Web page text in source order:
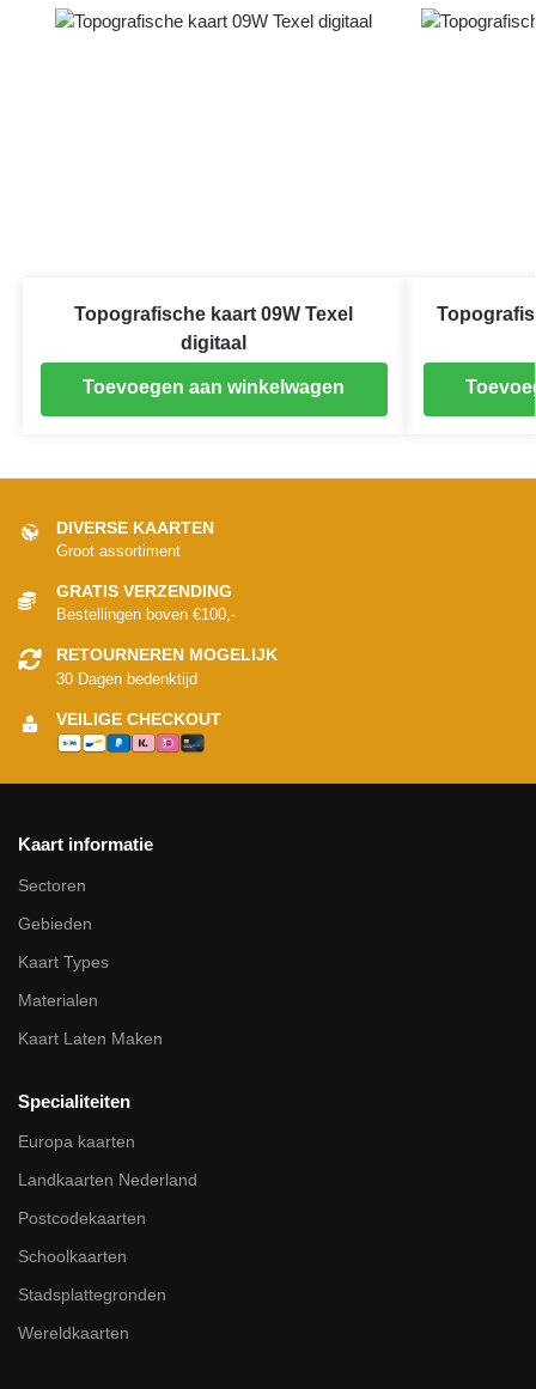
Topografische kaart 09W Texel
digitaal
Toevoegen aan winkelwagen
DIVERSE KAARTEN
Groot assortiment
GRATIS VERZENDING
Bestellingen boven €100,-
RETOURNEREN MOGELIJK
30 Dagen bedenktijd
VEILIGE CHECKOUT
Kaart informatie
Sectoren
Gebieden
Kaart Types
Materialen
Kaart Laten Maken
Specialiteiten
Europa kaarten
Landkaarten Nederland
Postcodekaarten
Schoolkaarten
Stadsplattegronden
Wereldkaarten